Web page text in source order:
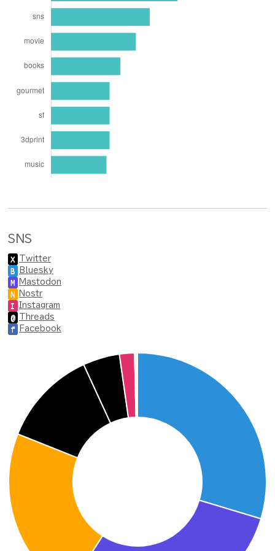
SNS
X Twitter
B Bluesky
M Mastodon
N Nostr
I Instagram
@ Threads
f Facebook